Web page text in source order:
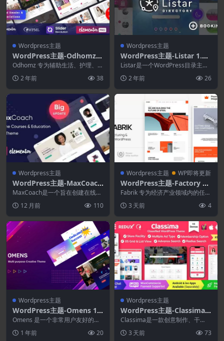
Wordpress主题
WordPress主题-Odhomz
1.9.0–老年人WordPress主
题
Odhomz 专为辅助生活、护理、老
健、医疗、医疗...
2 年前 38
Wordpress主题
WordPress主题-Listar 1.5.
4.93–WordPress目录和列表
主题
Listar是一个WordPress目录主
变化、圆...
2 年前 26
Wordpress主题
WordPress主题-MaxCoach
3.2.6–在线课程.个人辅导和
教育WP主题
MaxCoach是一个旨在创建在线教
oach ...
12 月前 110
Wordpress主题 WP即将更新
WordPress主题-Factory 28
–工业WordPress主题
Fabrik 专为经济产业领域内的任何
渔业、林业和...
3 天前 4
Wordpress主题
WordPress主题-Omens 1.
0.7–多用途创意WordPress
主题
Omens 是一个非常用户友好的平
金融和贷款服务、...
1 年前 20
Wordpress主题
WordPress主题-Classima
3.0.0–分类广告WordPress
主题
Classima是一款创意制作、干
Press ...
3 天前 73